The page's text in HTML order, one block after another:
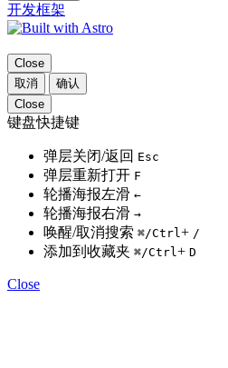
开发框架
Close
取消
确认
Close
键盘快捷键
弹层关闭/返回 Esc
弹层重新打开 F
轮播海报左滑 ←
轮播海报右滑 →
唤醒/取消搜索 ⌘/Ctrl + /
添加到收藏夹 ⌘/Ctrl + D
Close